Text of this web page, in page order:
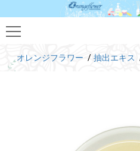
オレンジフラワー 抽出エキス